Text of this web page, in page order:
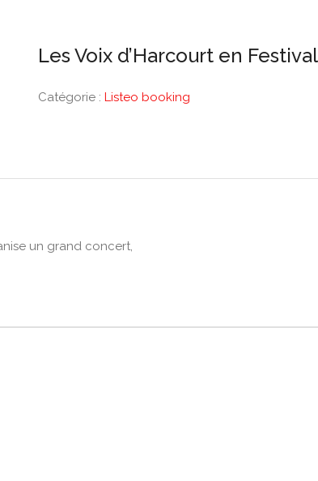
Les Voix d’Harcourt en Festival
Catégorie : Listeo booking
un grand concert,